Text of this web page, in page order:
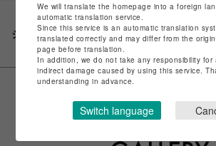
シェアする
We will translate the homepage into a foreign
automatic translation service.
Since this service is an automatic translation
translated correctly and may differ from the
page before translation.
In addition, we do not take any responsibility for
indirect damage caused by using this service.
understanding in advance.
Switch language